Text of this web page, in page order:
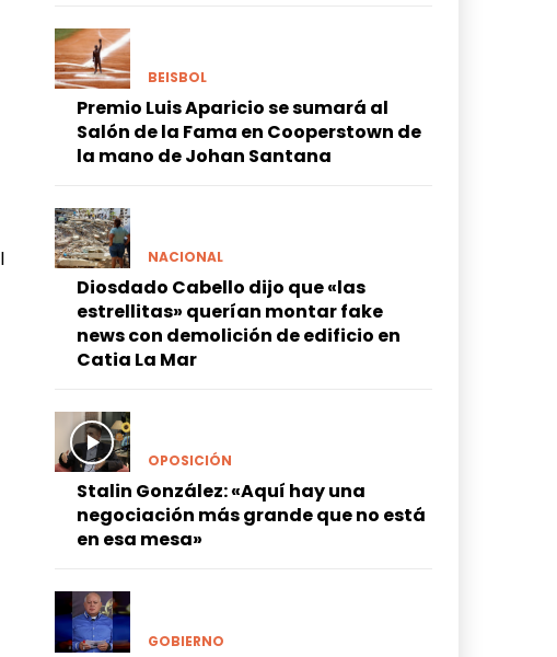
BEISBOL
Premio Luis Aparicio se sumará al
Salón de la Fama en Cooperstown de
la mano de Johan Santana
NACIONAL
Diosdado Cabello dijo que «las
estrellitas» querían montar fake
news con demolición de edificio en
Catia La Mar
OPOSICIÓN
Stalin González: «Aquí hay una
negociación más grande que no está
en esa mesa»
GOBIERNO